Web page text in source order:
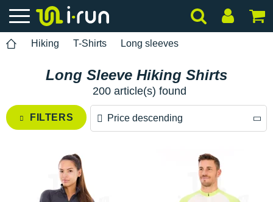
Hiking T-Shirts Long sleeves
Long Sleeve Hiking Shirts
200 article(s) found
FILTERS Price descending